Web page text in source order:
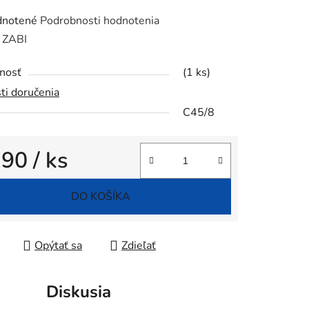
Podrobnosti hodnotenia
ZABI
(1 ks)
doručenia
C45/8
/ ks
cena:
DO KOŠÍKA
Opýtať sa Zdieľať
Diskusia